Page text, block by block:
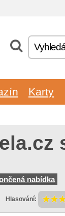
Karty
nabídka
Hlasování: